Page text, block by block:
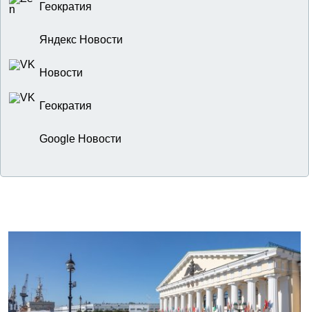
Геократия
Яндекс Новости
Новости
Геократия
Google Новости